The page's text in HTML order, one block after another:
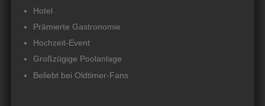
Hotel
Prämierte Gastronomie
Hochzeit-Event
Großzügige Poolanlage
Beliebt bei Oldtimer-Fans